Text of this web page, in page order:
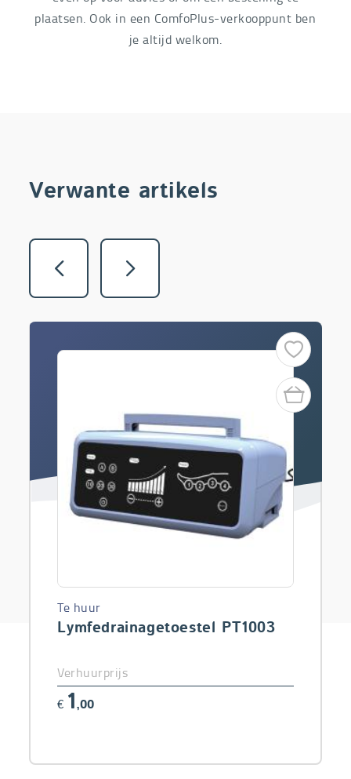
plaatsen. Ook in een ComfoPlus-verkooppunt ben
je altijd welkom.
Verwante artikels
Vorige Volgende
Lymfedrainagetoestel PT1003
Te huur
Verhuurprijs
€ 1,00